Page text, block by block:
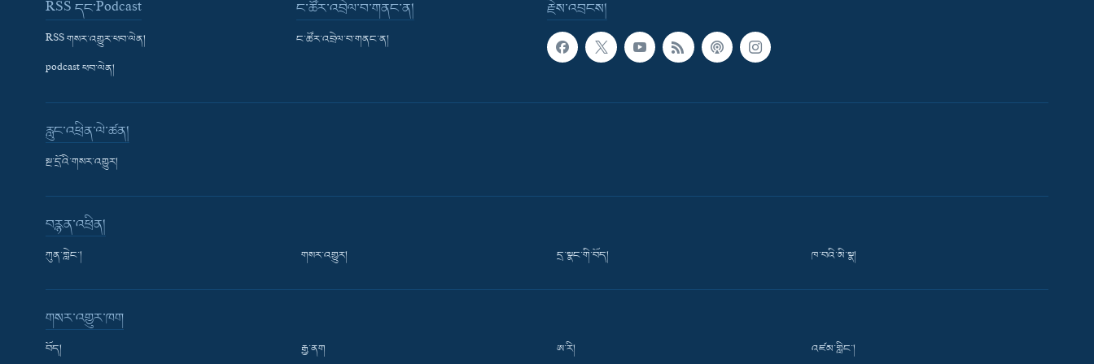
རྗེས་འབྲངས།
RSS དང་Podcast
RSS གསར་འགྱུར་ཕབ་ལེན།
podcast ཕབ་ལེན།
ང་ཚོར་འབྲེལ་བ་གནང་ན།
ང་ཚོར་འབྲེལ་བ་གནང་ན།
རླུང་འཕྲིན་ལེ་ཚན།
སྔ་དྲོའི་གསར་འགྱུར།
བརྙན་འཕྲིན།
ཀུན་གླེང་། གསར་འགྱུར། དྲ་སྣང་གི་བོད། ཁ་བའི་མི་སྣ།
གསར་འགྱུར་ཁག
བོད། རྒྱ་ནག ཨ་རི། འཛམ་གླིང་།